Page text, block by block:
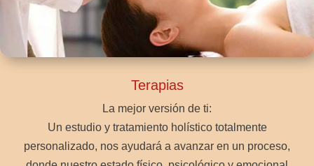
Terapias
La mejor versión de ti:
Un estudio y tratamiento holístico totalmente
personalizado, nos ayudará a avanzar en un proceso,